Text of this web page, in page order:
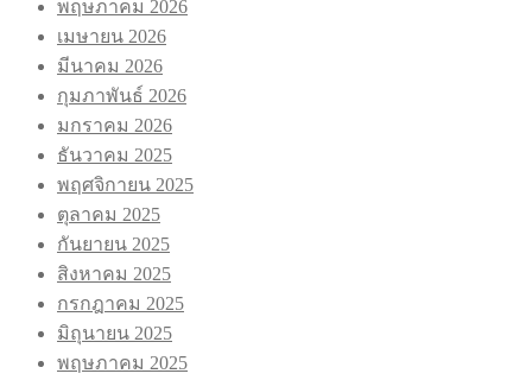
พฤษภาคม 2026
เมษายน 2026
มีนาคม 2026
กุมภาพันธ์ 2026
มกราคม 2026
ธันวาคม 2025
พฤศจิกายน 2025
ตุลาคม 2025
กันยายน 2025
สิงหาคม 2025
กรกฎาคม 2025
มิถุนายน 2025
พฤษภาคม 2025